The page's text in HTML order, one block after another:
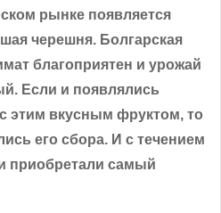
рынке появляется
черешня. Болгарская
благоприятен и урожай
Если и появлялись
этим вкусным фруктом, то
его сбора. И с течением
приобретали самый